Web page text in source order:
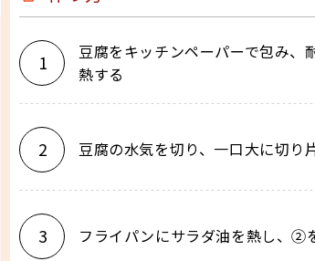
1
豆腐をキッチンペーパーで包み、
熱する
2 豆腐の水気を切り、一口大に切り
3 フライパンにサラダ油を熱し、②